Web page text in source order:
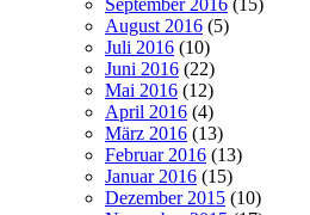
September 2016 (15)
August 2016 (5)
Juli 2016 (10)
Juni 2016 (22)
Mai 2016 (12)
April 2016 (4)
März 2016 (13)
Februar 2016 (13)
Januar 2016 (15)
Dezember 2015 (10)